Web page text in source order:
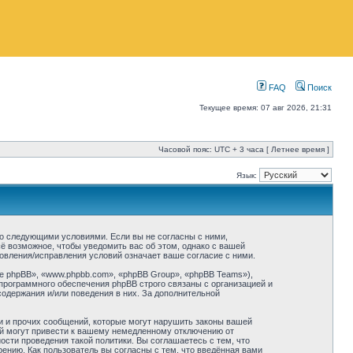
FAQ Поиск
Текущее время: 07 авг 2026, 21:31
Часовой пояс: UTC + 3 часа [ Летнее время ]
Язык:
следующими условиями. Если вы не согласны с ними,
возможное, чтобы уведомить вас об этом, однако с вашей
исправления условий означает ваше согласие с ними.
«www.phpbb.com», «phpBB Group», «phpBB Teams»),
обеспечения phpBB строго связаны с организацией и
и/или поведения в них. За дополнительной
прочих сообщений, которые могут нарушить законы вашей
могут привести к вашему немедленному отключению от
проведения такой политики. Вы соглашаетесь с тем, что
Как пользователь вы согласны с тем, что введённая вами